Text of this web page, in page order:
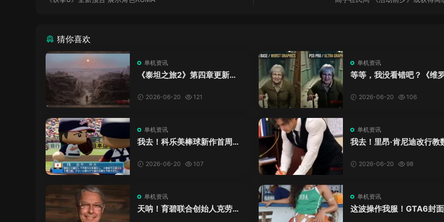
猜你喜欢
单机资讯
《泰坦之旅2》第四章更新来
C！2026-06-20 121
单机资讯
等等，我没看错吧？《维
加料？
2026-06-20 106
单机资讯
我去！科乐美棒球新作首周十
口！2026-06-20 107
单机资讯
我去！里昂·肯尼迪改行教
格！2026-06-20 98
单机资讯
天呐！育碧联合创始人克劳德
单机资讯
这波操作我服！GTA6封面